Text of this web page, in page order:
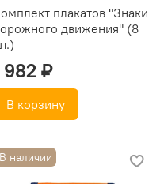
плакатов "Знаки
движения" (8
982 ₽
В корзину
В наличии